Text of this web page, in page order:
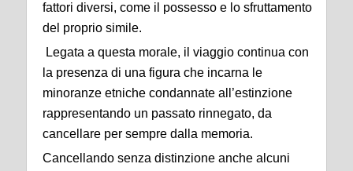
fattori diversi, come il possesso e lo sfruttamento
del proprio simile.
Legata a questa morale, il viaggio continua con
la presenza di una figura che incarna le
minoranze etniche condannate all’estinzione
rappresentando un passato rinnegato, da
cancellare per sempre dalla memoria.
Cancellando senza distinzione anche alcuni